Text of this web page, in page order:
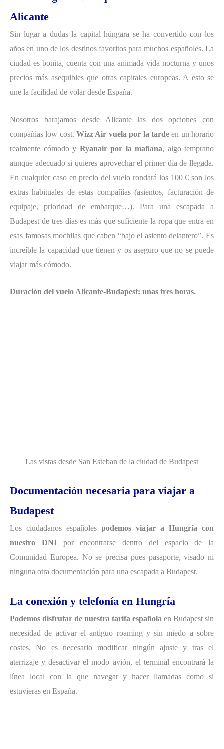
Alicante
Sin lugar a dudas la capital húngara se ha convertido con los
años en uno de los destinos favoritos para muchos españoles. La
ciudad es bonita, cuenta con una animada vida nocturna y unos
precios más asequibles que otras capitales europeas. A esto se
une la facilidad de volar desde España.
Nosotros barajamos desde Alicante las dos opciones con
compañías low cost.Wizz Air vuela por la tardeen un horario
realmente cómodo y Ryanair por la mañana, algo temprano
aunque adecuado si quieres aprovechar el primer día de llegada.
En cualquier caso en precio del vuelo rondará los 100 € son los
extras habituales de estas compañías (asientos, facturación de
equipaje, prioridad de embarque…). Para una escapada a
Budapest de tres días es más que suficiente la ropa que entra en
esas famosas mochilas que caben “bajo el asiento delantero”. Es
increíble la capacidad que tienen y os aseguro que no se puede
viajar más cómodo.
Duración del vuelo Alicante-Budapest: unas tres horas.
Las vistas desde San Esteban de la ciudad de Budapest
Documentación necesaria para viajar a
Budapest
Los ciudadanos españoles podemos viajar a Hungría con
nuestro DNIpor encontrarse dentro del espacio de la
Comunidad Europea. No se precisa pues pasaporte, visado ni
ninguna otra documentación para una escapada a Budapest.
La conexión y telefonía en Hungría
Podemos disfrutar de nuestra tarifa española en Budapest sin
necesidad de activar el antiguo roaming y sin miedo a sobre
costes. No es necesario modificar ningún ajuste y tras el
aterrizaje y desactivar el modo avión, el terminal encontrará la
línea local con la que navegar y hacer llamadas como si
estuvieras en España.